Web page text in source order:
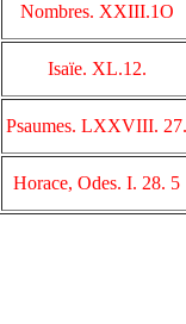
Nombres. XXIII.1O
Isaïe. XL.12.
Psaumes. LXXVIII. 27.
Horace, Odes. I. 28. 5